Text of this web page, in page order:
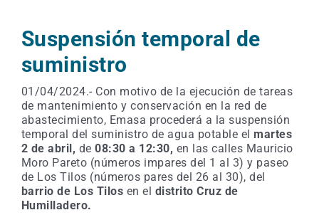
Suspensión temporal de
suministro
01/04/2024.- Con motivo de la ejecución de tareas
de mantenimiento y conservación en la red de
abastecimiento, Emasa procederá a la suspensión
temporal del suministro de agua potable el martes
2 de abril, de08:30 a 12:30, en las calles Mauricio
Moro Pareto (números impares del 1 al 3) y paseo
de Los Tilos (números pares del 26 al 30), del
barrio de Los Tilos en el distrito Cruz de
Humilladero.